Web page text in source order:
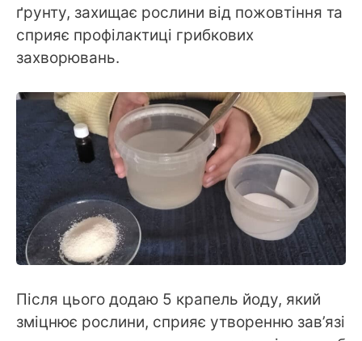
ґрунту, захищає рослини від пожовтіння та
сприяє профілактиці грибкових
захворювань.
Після цього додаю 5 крапель йоду, який
зміцнює рослини, сприяє утворенню зав’язі